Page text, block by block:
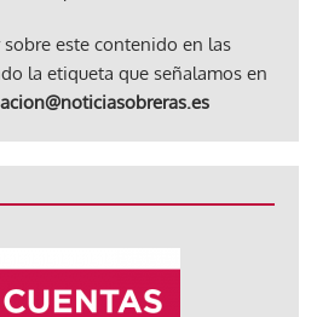
este contenido en las
la etiqueta que señalamos en